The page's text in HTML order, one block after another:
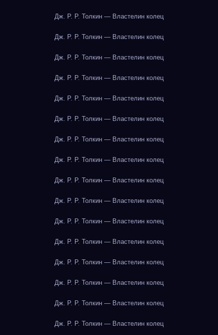
Дж. Р. Р. Толкин — Властелин колец
Дж. Р. Р. Толкин — Властелин колец
Дж. Р. Р. Толкин — Властелин колец
Дж. Р. Р. Толкин — Властелин колец
Дж. Р. Р. Толкин — Властелин колец
Дж. Р. Р. Толкин — Властелин колец
Дж. Р. Р. Толкин — Властелин колец
Дж. Р. Р. Толкин — Властелин колец
Дж. Р. Р. Толкин — Властелин колец
Дж. Р. Р. Толкин — Властелин колец
Дж. Р. Р. Толкин — Властелин колец
Дж. Р. Р. Толкин — Властелин колец
Дж. Р. Р. Толкин — Властелин колец
Дж. Р. Р. Толкин — Властелин колец
Дж. Р. Р. Толкин — Властелин колец
Дж. Р. Р. Толкин — Властелин колец